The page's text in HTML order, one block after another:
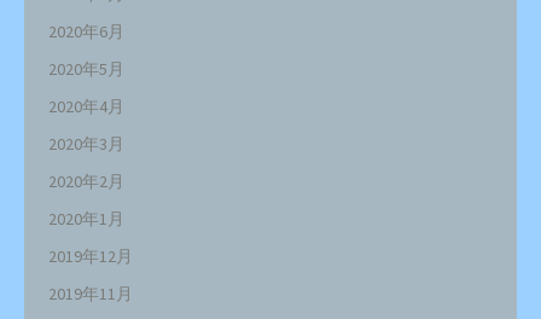
2020年6月
2020年5月
2020年4月
2020年3月
2020年2月
2020年1月
2019年12月
2019年11月